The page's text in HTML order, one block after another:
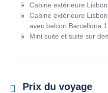
Cabine extérieure
Cabine extérieure
avec balcon Barcellona
Mini suite et suite sur
Prix du voyage